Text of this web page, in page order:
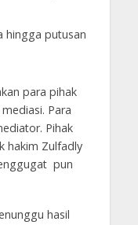
hingga putusan
para pihak
Para
Pihak
hakim Zulfadly
pun
hasil